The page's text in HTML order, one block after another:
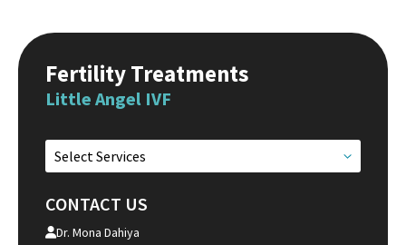
Fertility Treatments
Little Angel IVF
Select Services
CONTACT US
Dr. Mona Dahiya